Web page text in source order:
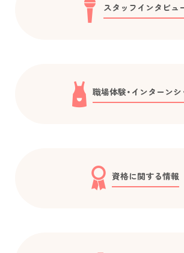
スタッフインタビュ
職場体験・インターン
資格に関する情報